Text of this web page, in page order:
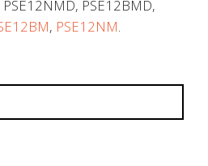
PSE12NMD, PSE12BMD,
, PSE12NM.